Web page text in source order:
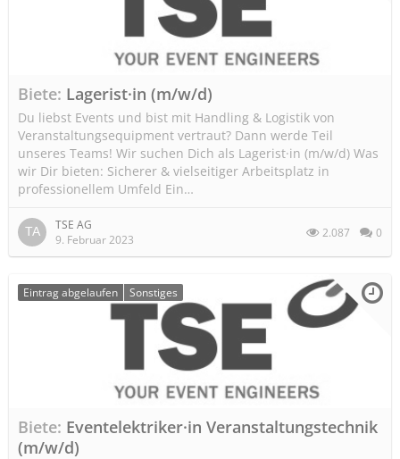
Biete Lagerist·in (m/w/d)
Du liebst Events und bist mit Handling & Logistik von
Veranstaltungsequipment vertraut? Dann werde Teil
unseres Teams! Wir suchen Dich als Lagerist·in (m/w/d) Was
wir Dir bieten: Sicherer & vielseitiger Arbeitsplatz in
professionellem Umfeld Ein…
TSE AG
9. Februar 2023
2.087 0
Eintrag abgelaufen Sonstiges
Biete Eventelektriker·in Veranstaltungstechnik
(m/w/d)